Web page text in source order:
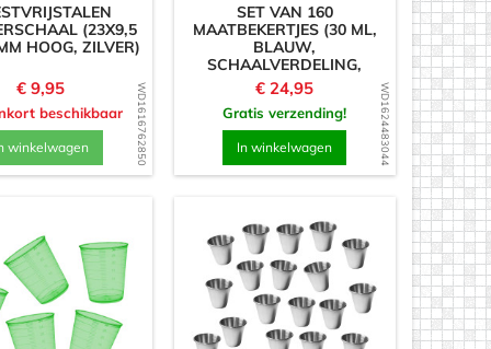
WD1616762850
(23X9,5
HOOG, ZILVER)
Prijs
€ 9,95
beschikbaar
winkelwagen WD1624483044
SET VAN 160
MAATBEKERTJES (30 ML,
BLAUW,
SCHAALVERDELING,
VOOR VEELVULDIG...
Prijs
€ 24,95
Gratis verzending!
In winkelwagen